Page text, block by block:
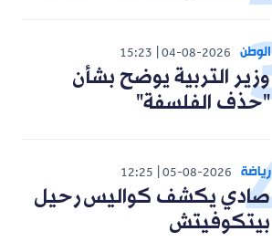
الوطن 04-08-2026
15:23
وزير التربية يوضح بشأن
"حذف الفلسفة"
رياضة 05-08-2026
12:25
صادي يكشف كواليس رحيل
بيتكوفيتش